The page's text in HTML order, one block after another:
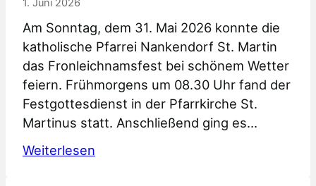
1. Juni 2026
Am Sonntag, dem 31. Mai 2026 konnte die
katholische Pfarrei Nankendorf St. Martin
das Fronleichnamsfest bei schönem Wetter
feiern. Frühmorgens um 08.30 Uhr fand der
Festgottesdienst in der Pfarrkirche St.
Martinus statt. Anschließend ging es…
Weiterlesen